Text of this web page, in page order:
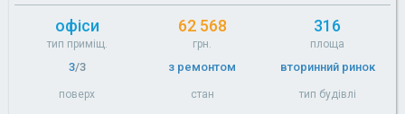
офіси
тип приміщ.
62 568
грн.
316
площа
3/3
поверх
з ремонтом
стан
вторинний ринок
тип будівлі